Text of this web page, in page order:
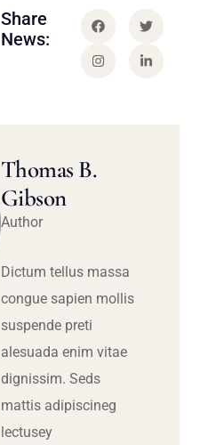
Share
News:
Thomas B.
Gibson
Author
Dictum tellus massa
congue sapien mollis
suspende preti
alesuada enim vitae
dignissim. Seds
mattis adipiscineg
lectusey